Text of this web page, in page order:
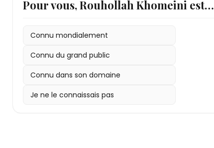
Pour vous, Rouhollah Khomeini est…
Connu mondialement
Connu du grand public
Connu dans son domaine
Je ne le connaissais pas